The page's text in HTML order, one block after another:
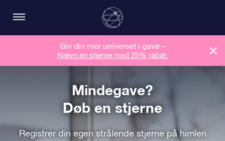
Giv din mor universet i gave –
Nævn en stjerne med 25% rabat.
Mindegave?
Døb en stjerne
Registrer din egen strålende stjerne på himlen